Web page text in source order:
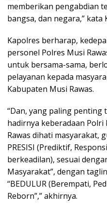
memberikan pengabdian
bangsa, dan negara,” kata
Kapolres berharap,
personel Polres Musi
untuk bersama-sama,
pelayanan kepada
Kabupaten Musi Rawas.
“Dan, yang paling penting
hadirnya keberadaan
Rawas dihati masyarakat,
PRESISI (Prediktif,
berkeadilan), sesuai
Masyarakat”, dengan
“BEDULUR (Berempati,
Reborn”,” akhirnya.